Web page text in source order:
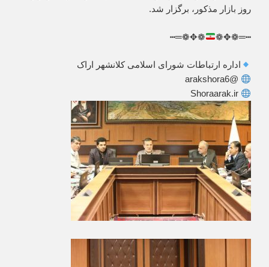
روز بازار مذکور، برگزار شد.
┅═❁✥❁
❁✥❁═┅
اداره ارتباطات شورای اسلامی کلانشهر اراک
@arakshora6
Shoraarak.ir